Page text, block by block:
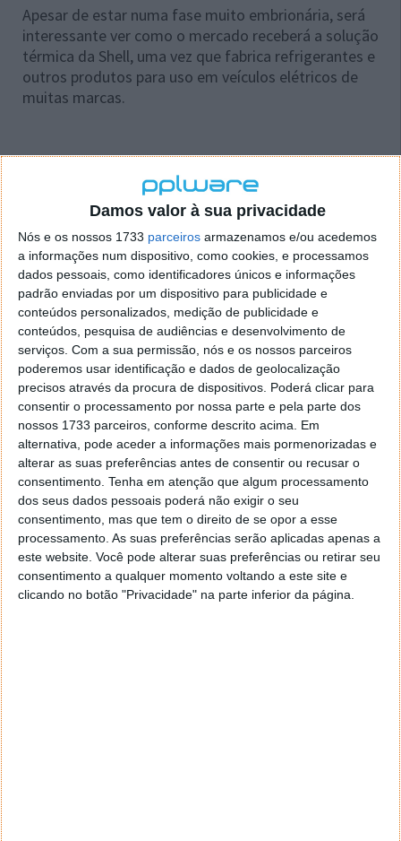
Damos valor à sua privacidade
Nós e os nossos 1733 parceiros armazenamos e/ou acedemos
a informações num dispositivo, como cookies, e processamos
dados pessoais, como identificadores únicos e informações
padrão enviadas por um dispositivo para publicidade e
conteúdos personalizados, medição de publicidade e
conteúdos, pesquisa de audiências e desenvolvimento de
serviços. Com a sua permissão, nós e os nossos parceiros
poderemos usar identificação e dados de geolocalização
precisos através da procura de dispositivos. Poderá clicar para
consentir o processamento por nossa parte e pela parte dos
nossos 1733 parceiros, conforme descrito acima. Em
alternativa, pode aceder a informações mais pormenorizadas e
alterar as suas preferências antes de consentir ou recusar o
consentimento. Tenha em atenção que algum processamento
dos seus dados pessoais poderá não exigir o seu
consentimento, mas que tem o direito de se opor a esse
processamento. As suas preferências serão aplicadas apenas a
este website. Você pode alterar suas preferências ou retirar seu
consentimento a qualquer momento voltando a este site e
clicando no botão "Privacidade" na parte inferior da página.
Apesar de estar numa fase muito embrionária, será
interessante ver como o mercado receberá a solução
térmica da Shell, uma vez que fabrica refrigerantes e
outros produtos para uso em veículos elétricos de
muitas marcas.
Acompanhe o Pplware no Google Notícias
Proponha uma correção, faça uma sugestão
Autor: Ana Sofia Neto
Tags: bateria carregamento carregar carro eletrico shell
PRÓXIMO ARTIGO
“Sistema capitalista”: padrinho da IA diz que ela vai
criar muito desemprego, mas disparar lucros
ARTIGO ANTERIOR
Google Gemini lidera a App Store e ultrapassa o
ChatGPT no iPhone